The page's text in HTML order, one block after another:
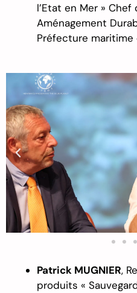
l’Etat en Mer »
Aménagement
Préfecture maritime
Patrick MUGNIER,
produits «